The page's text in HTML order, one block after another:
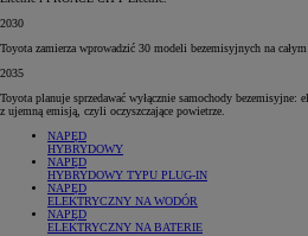
2030
Toyota zamierza wprowadzić 30 modeli bezemisyjnych na
2035
Toyota planuje sprzedawać wyłącznie samochody bezemisyjne:
z ujemną emisją, czyli oczyszczające powietrze.
NAPĘD
HYBRYDOWY
NAPĘD
HYBRYDOWY TYPU PLUG-IN
NAPĘD
ELEKTRYCZNY NA WODÓR
NAPĘD
ELEKTRYCZNY NA BATERIE